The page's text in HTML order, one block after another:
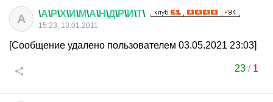
А \А\Р\Х\И\М\А\Н\Д\Р\И\Т\
15:23, 13.01.2011
[Сообщение удалено пользователем 03.05.2021 23:03]
23 / 1